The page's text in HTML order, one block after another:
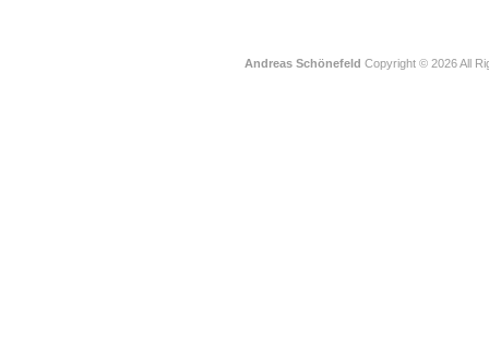
Andreas Schönefeld Copyright © 2026 All